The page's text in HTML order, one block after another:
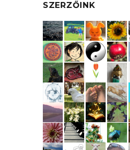
SZERZŐINK